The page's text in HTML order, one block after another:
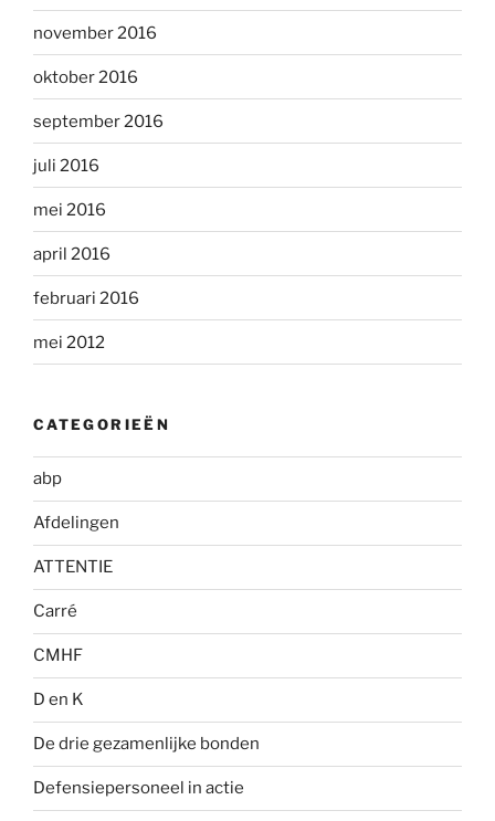
november 2016
oktober 2016
september 2016
juli 2016
mei 2016
april 2016
februari 2016
mei 2012
CATEGORIEËN
abp
Afdelingen
ATTENTIE
Carré
CMHF
D en K
De drie gezamenlijke bonden
Defensiepersoneel in actie